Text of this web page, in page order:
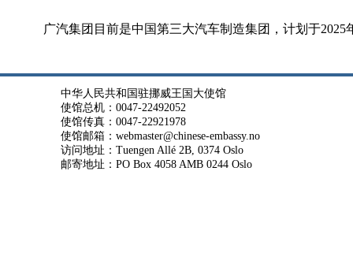
广汽集团目前是中国第三大汽车制造集团，计划于2025
中华人民共和国驻挪威王国大使馆
使馆总机：0047-22492052
使馆传真：0047-22921978
使馆邮箱：webmaster@chinese-embassy.no
访问地址：Tuengen Allé 2B, 0374 Oslo
邮寄地址：PO Box 4058 AMB 0244 Oslo